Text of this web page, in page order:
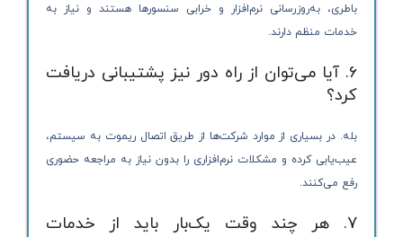
باطری، به‌روزرسانی نرم‌افزار و خرابی سنسورها هستند و نیاز به
خدمات منظم دارند.
6. آیا می‌توان از راه دور نیز پشتیبانی دریافت
کرد؟
بله. در بسیاری از موارد شرکت‌ها از طریق اتصال ریموت به سیستم،
عیب‌یابی کرده و مشکلات نرم‌افزاری را بدون نیاز به مراجعه حضوری
رفع می‌کنند.
7. هر چند وقت یک‌بار باید از خدمات